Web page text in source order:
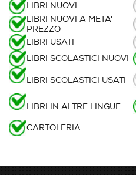
LIBRI NUOVI
LIBRI NUOVI A META'
PREZZO
LIBRI USATI
LIBRI SCOLASTICI NUOVI
LIBRI SCOLASTICI USATI
LIBRI IN ALTRE LINGUE
CARTOLERIA